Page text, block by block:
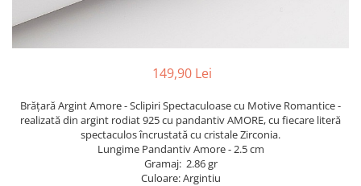
149,90 Lei
Brățară Argint Amore - Sclipiri Spectaculoase cu Motive Romantice -
realizată din argint rodiat 925 cu pandantiv AMORE, cu fiecare literă
spectaculos încrustată cu cristale Zirconia.
Lungime Pandantiv Amore - 2.5 cm
Gramaj: 2.86 gr
Culoare: Argintiu